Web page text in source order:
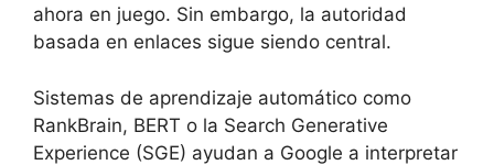
ahora en juego. Sin embargo, la autoridad
basada en enlaces sigue siendo central.
Sistemas de aprendizaje automático como
RankBrain, BERT o la Search Generative
Experience (SGE) ayudan a Google a interpretar